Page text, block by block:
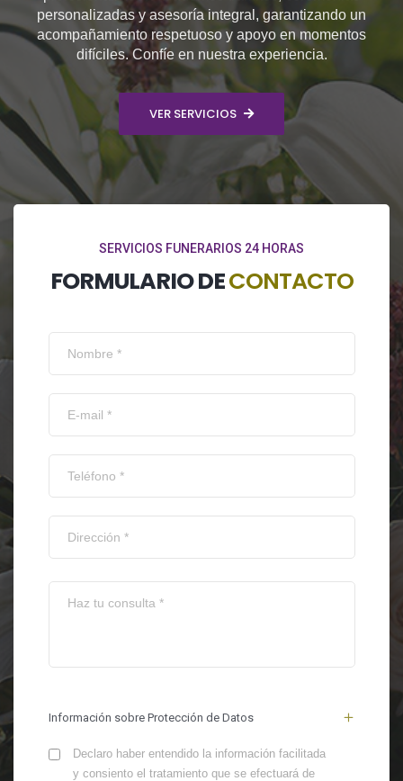
personalizadas y asesoría integral, garantizando un
acompañamiento respetuoso y apoyo en momentos
difíciles. Confíe en nuestra experiencia.
VER SERVICIOS
SERVICIOS FUNERARIOS 24 HORAS
FORMULARIO DECONTACTO
Información sobre Protección de Datos
Declaro haber entendido la información facilitada
y consiento el tratamiento que se efectuará de